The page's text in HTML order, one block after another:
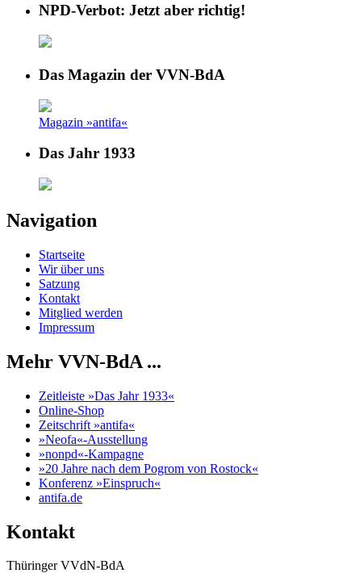
NPD-Verbot: Jetzt aber richtig!
Das Magazin der VVN-BdA
Magazin »antifa«
Das Jahr 1933
Navigation
Startseite
Wir über uns
Satzung
Kontakt
Mitglied werden
Impressum
Mehr VVN-BdA ...
Zeitleiste »Das Jahr 1933«
Online-Shop
Zeitschrift »antifa«
»Neofa«-Ausstellung
»nonpd«-Kampagne
»20 Jahre nach dem Pogrom von Rostock«
Konferenz »Einspruch«
antifa.de
Kontakt
Thüringer VVdN-BdA